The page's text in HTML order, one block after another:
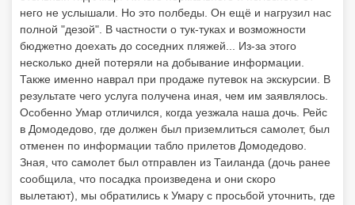
него не услышали. Но это полбеды. Он ещё и нагрузил нас
полной "дезой". В частности о тук-туках и возможности
бюджетно доехать до соседних пляжей... Из-за этого
несколько дней потеряли на добывание информации.
Также именно наврал при продаже путевок на экскурсии. В
результате чего услуга получена иная, чем им заявлялось.
Особенно Умар отличился, когда уезжала наша дочь. Рейс
в Домодедово, где должен был приземлиться самолет, был
отменен по информации табло прилетов Домодедово.
Зная, что самолет был отправлен из Таиланда (дочь ранее
сообщила, что посадка произведена и они скоро
вылетают), мы обратились к Умару с просьбой уточнить, где